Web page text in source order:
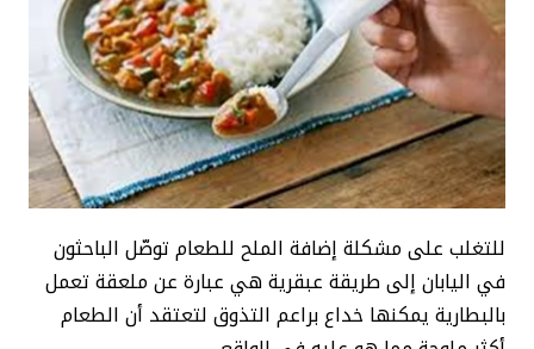
للتغلب على مشكلة إضافة الملح للطعام توصّل الباحثون
في اليابان إلى طريقة عبقرية هي عبارة عن ملعقة تعمل
بالبطارية يمكنها خداع براعم التذوق لتعتقد أن الطعام